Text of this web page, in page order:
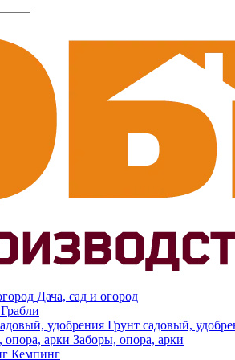
Дача, сад и огород
Грабли
Грунт садовый,
Заборы, опора, арки
Кемпинг